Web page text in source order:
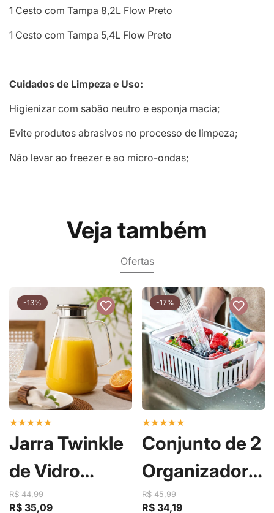
1 Cesto com Tampa 8,2L Flow Preto
1 Cesto com Tampa 5,4L Flow Preto
Cuidados de Limpeza e Uso:
Higienizar com sabão neutro e esponja macia;
Evite produtos abrasivos no processo de limpeza;
Não levar ao freezer e ao micro-ondas;
Veja também
Ofertas
-13%
★★★★★
Jarra Twinkle
de Vidro
Borossilicato
R$ 35,09
R$ 44,99
-17%
★★★★★
Conjunto de 2
Organizadores
de Geladeira
R$ 34,19
R$ 45,99